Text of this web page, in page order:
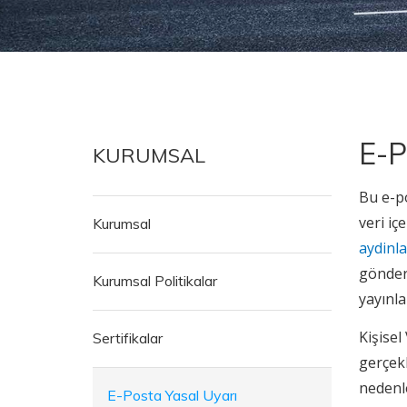
KURUMSAL
Kurumsal
Kurumsal Politikalar
Sertifikalar
E-Posta Yasal Uyarı
E-
Bu e-
veri
Kişisel